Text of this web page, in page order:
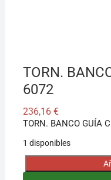
TORN.
6072
236,16 €
TORN. BANCO GUÍA
1 disponibles
TORN.
¡Hola! Soy el asesor
Cuéntame qué